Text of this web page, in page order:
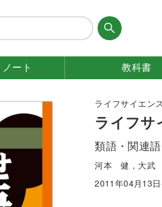
ノート 教科書
ライフサイエン
ライフサ
類語・関連
河本 健，大武
2011年04月13